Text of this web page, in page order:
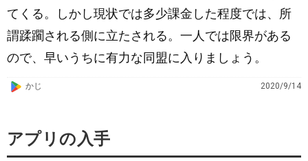
てくる。しかし現状では多少課金した程度では、所
謂蹂躙される側に立たされる。一人では限界がある
ので、早いうちに有力な同盟に入りましょう。
G
g
かじ 2020/9/14
アプリの入手